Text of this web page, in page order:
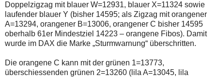
Doppelzigzag mit blauer W=12931, blauer X=11324 sowie
laufender blauer Y (bisher 14595; als Zigzag mit orangener
A=13294, orangener B=13006, orangener C bisher 14595
oberhalb 61er Mindestziel 14223 – orangene Fibos). Damit
wurde im DAX die Marke „Sturmwarnung“ überschritten.
Die orangene C kann mit der grünen 1=13773,
überschiessenden grünen 2=13260 (lila A=13045, lila